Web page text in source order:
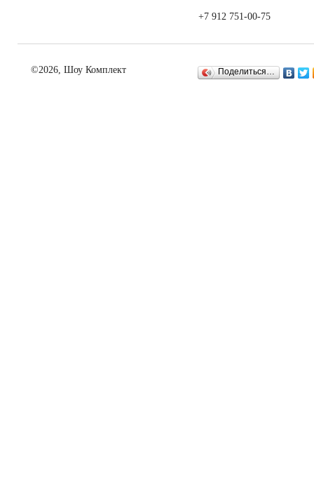
+7 912 751-00-75
©2026, Шоу Комплект Поделиться…